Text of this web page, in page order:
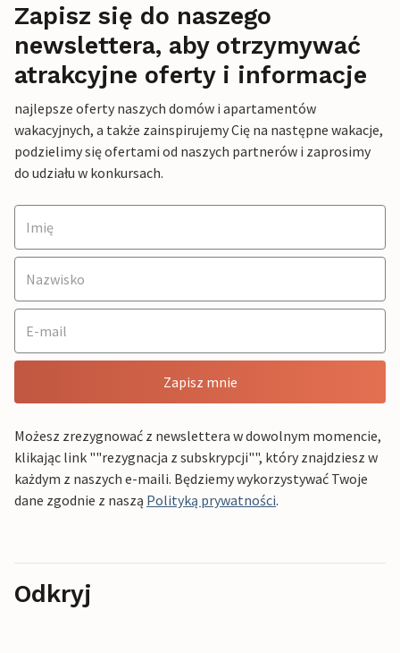
Zapisz się do naszego
newslettera, aby otrzymywać
atrakcyjne oferty i informacje
najlepsze oferty naszych domów i apartamentów
wakacyjnych, a także zainspirujemy Cię na następne wakacje,
podzielimy się ofertami od naszych partnerów i zaprosimy
do udziału w konkursach.
Zapisz mnie
Możesz zrezygnować z newslettera w dowolnym momencie,
klikając link ""rezygnacja z subskrypcji"", który znajdziesz w
każdym z naszych e-maili. Będziemy wykorzystywać Twoje
dane zgodnie z naszą Polityką prywatności.
Odkryj